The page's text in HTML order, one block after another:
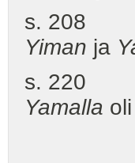
s. 208
Yiman ja
s. 220
Yamalla